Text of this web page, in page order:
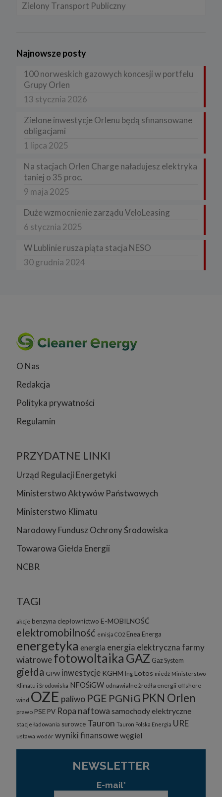
Zielony Transport Publiczny
Najnowsze posty
100 norweskich gazowych koncesji w portfelu
Grupy Orlen
13 stycznia 2026
Zielone inwestycje Orlenu będą sfinansowane
obligacjami
1 lipca 2025
Na stacjach Orlen Charge naładujesz elektryka
taniej o 35 proc.
9 maja 2025
Duże wzmocnienie zarządu VeloLeasing
6 stycznia 2025
W Lublinie rusza piąta stacja NESO
30 grudnia 2024
O Nas
Redakcja
Polityka prywatności
Regulamin
PRZYDATNE LINKI
Urząd Regulacji Energetyki
Ministerstwo Aktywów Państwowych
Ministerstwo Klimatu
Narodowy Fundusz Ochrony Środowiska
Towarowa Giełda Energii
NCBR
TAGI
akcje benzyna ciepłownictwo E-MOBILNOŚĆ
elektromobilność emisja CO2 Enea Energa
energetyka energia energia elektrycznafarmy
wiatrowefotowoltaika GAZ Gaz System
giełda GPW inwestycje KGHM lng Lotos miedź Ministerstwo
Klimatu i Środowiska NFOŚiGW odnawialne żrodła energii offshore
wind OZE paliwo PGE PGNiG PKN Orlen
prawo PSE PV Ropa naftowa samochody elektryczne
stacje ładowania surowce Tauron Tauron Polska Energia URE
ustawa wodór wyniki finansowewęgiel
NEWSLETTER
E-mail*